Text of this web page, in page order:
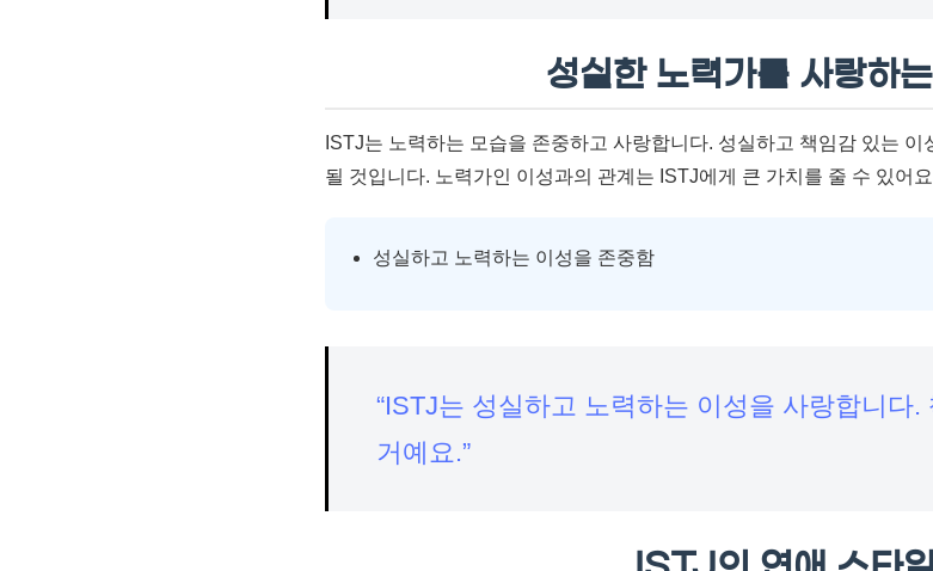
성실한 노력가를 사랑하
ISTJ는 노력하는 모습을 존중하고 사랑합니다. 성실하고 책임감 있는
될 것입니다. 노력가인 이성과의 관계는 ISTJ에게 큰 가치를 줄 수 있어
성실하고 노력하는 이성을 존중함
“ISTJ는 성실하고 노력하는 이성을 사랑합니다
거예요.”